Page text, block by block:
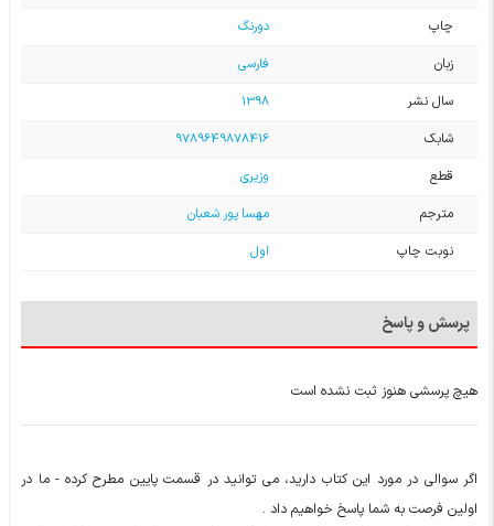
چاپ
دورنگ
زبان
فارسی
سال نشر
1398
شابک
9789649878416
قطع
وزیری
مترجم
مهسا پور شعبان
نوبت چاپ
اول
پرسش و پاسخ
هیچ پرسشی هنوز ثبت نشده است
اگر سوالی در مورد این کتاب دارید، می توانید در قسمت پایین مطرح کرده - ما در
اولین فرصت به شما پاسخ خواهیم داد .